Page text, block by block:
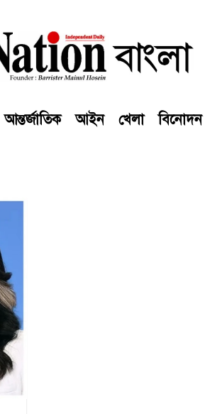
আন্তর্জাতিক আইন খেলা বিনোদন